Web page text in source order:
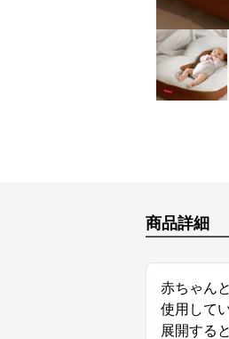
商品詳細
赤ちゃん
使用して
展開する